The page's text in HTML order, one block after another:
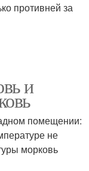
противней за
и
помещении:
не
морковь